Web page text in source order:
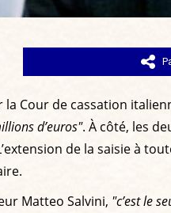
Cour de cassation
d’euros". À côté, les
de la saisie à
Matteo Salvini, "c’est le